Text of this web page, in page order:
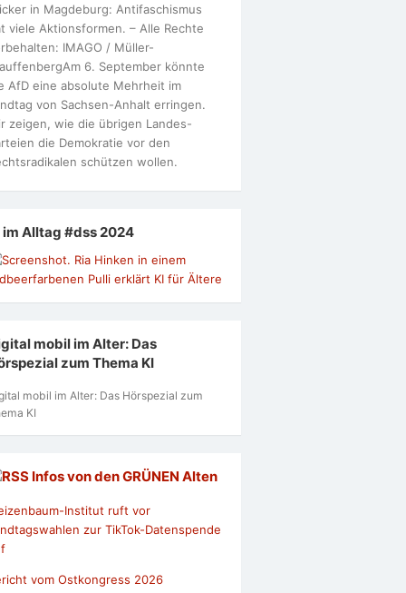
in Magdeburg: Antifaschismus
viele Aktionsformen. – Alle Rechte
IMAGO / Müller-
6. September könnte
AfD eine absolute Mehrheit im
von Sachsen-Anhalt erringen.
zeigen, wie die übrigen Landes-
die Demokratie vor den
schützen wollen.
im Alltag #dss 2024
mobil im Alter: Das
zum Thema KI
mobil im Alter: Das Hörspezial zum
KI
Infos von den GRÜNEN Alten
Institut ruft vor
zur TikTok-Datenspende
vom Ostkongress 2026